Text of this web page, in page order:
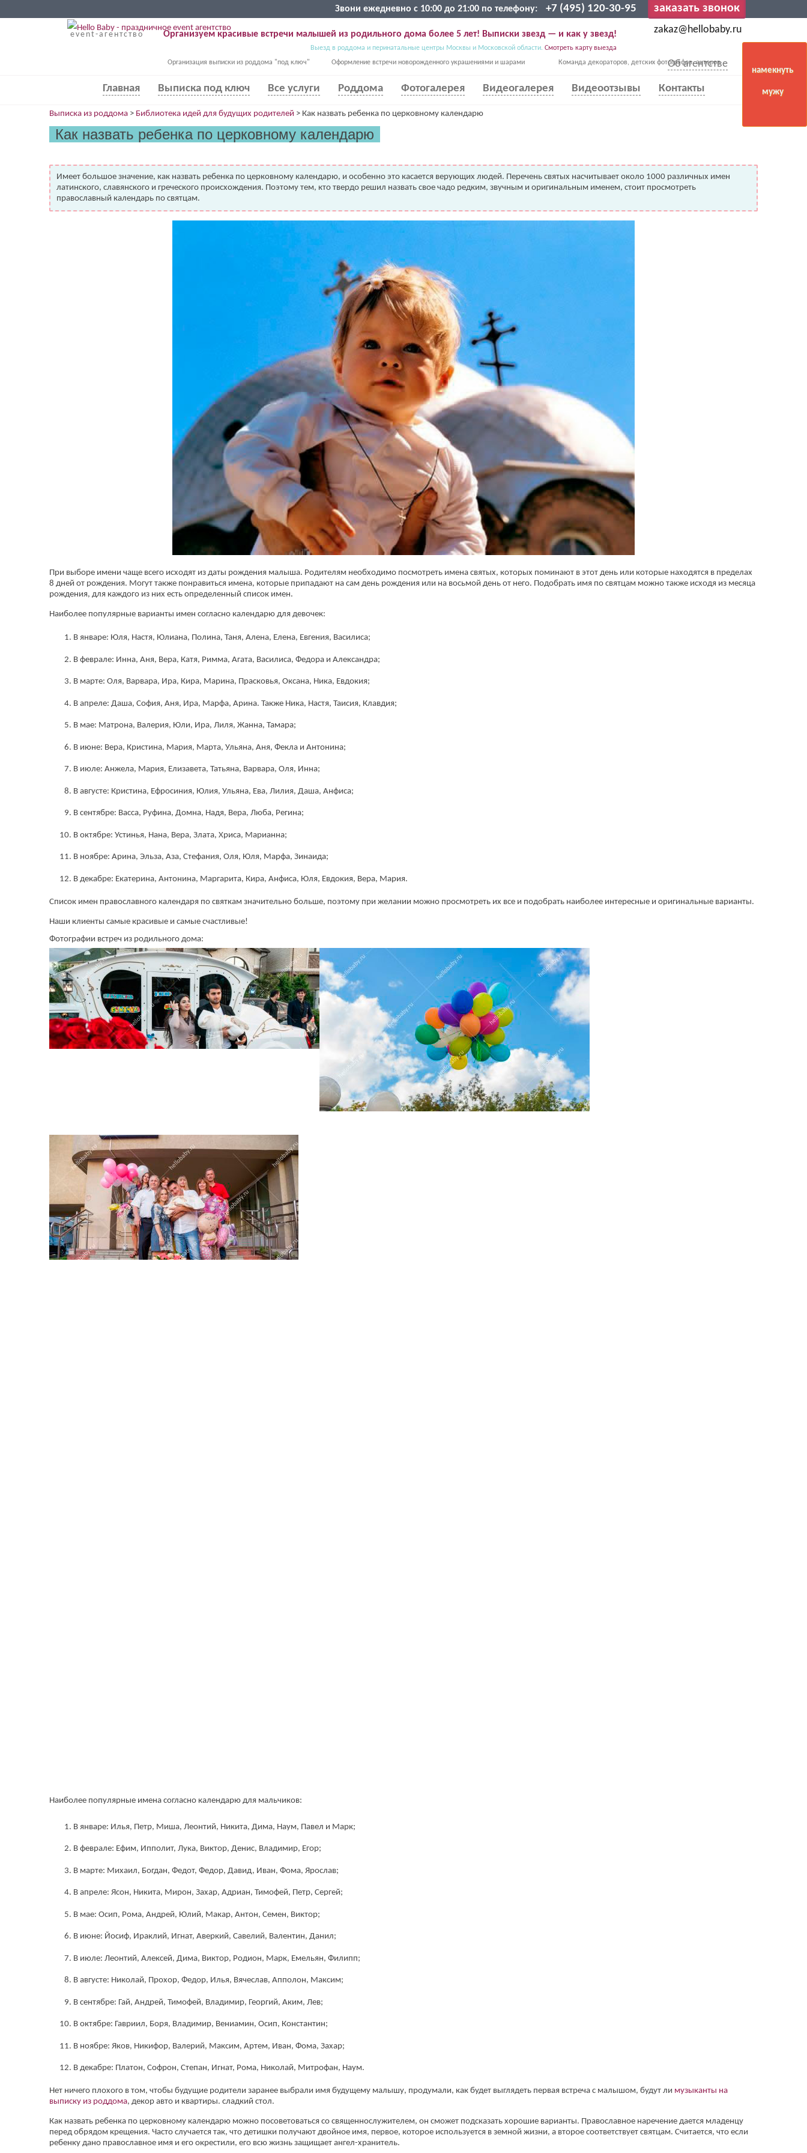
Звони ежедневно с 10:00 до 21:00 по телефону: +7 (495) 120-30-95 заказать звонок
Организуем красивые встречи малышей из родильного дома более 5 лет! Выписки звезд — и как у звезд!
Выезд в роддома и перинатальные центры Москвы и Московской области. Смотреть карту выезда
Организация выписки из роддома "под ключ"
Оформление встречи новорожденного украшениями и шарами Команда декораторов, детских фотографов, актеров
event-агентство zakaz@hellobaby.ru
Об агентстве
Главная Выписка под ключ Все услуги Роддома Фотогалерея Видеогалерея Видеоотзывы Контакты
намекнуть
мужу
Выписка из роддома > Библиотека идей для будущих родителей > Как назвать ребенка по церковному календарю
Как назвать ребенка по церковному календарю
Имеет большое значение, как назвать ребенка по церковному календарю, и особенно это касается верующих людей. Перечень святых насчитывает около 1000 различных имен
латинского, славянского и греческого происхождения. Поэтому тем, кто твердо решил назвать свое чадо редким, звучным и оригинальным именем, стоит просмотреть
православный календарь по святцам.
При выборе имени чаще всего исходят из даты рождения малыша. Родителям необходимо посмотреть имена святых, которых поминают в этот день или которые находятся в пределах
8 дней от рождения. Могут также понравиться имена, которые припадают на сам день рождения или на восьмой день от него. Подобрать имя по святцам можно также исходя из месяца
рождения, для каждого из них есть определенный список имен.
Наиболее популярные варианты имен согласно календарю для девочек:
В январе: Юля, Настя, Юлиана, Полина, Таня, Алена, Елена, Евгения, Василиса;
В феврале: Инна, Аня, Вера, Катя, Римма, Агата, Василиса, Федора и Александра;
В марте: Оля, Варвара, Ира, Кира, Марина, Прасковья, Оксана, Ника, Евдокия;
В апреле: Даша, София, Аня, Ира, Марфа, Арина. Также Ника, Настя, Таисия, Клавдия;
В мае: Матрона, Валерия, Юли, Ира, Лиля, Жанна, Тамара;
В июне: Вера, Кристина, Мария, Марта, Ульяна, Аня, Фекла и Антонина;
В июле: Анжела, Мария, Елизавета, Татьяна, Варвара, Оля, Инна;
В августе: Кристина, Ефросиния, Юлия, Ульяна, Ева, Лилия, Даша, Анфиса;
В сентябре: Васса, Руфина, Домна, Надя, Вера, Люба, Регина;
В октябре: Устинья, Нана, Вера, Злата, Хриса, Марианна;
В ноябре: Арина, Эльза, Аза, Стефания, Оля, Юля, Марфа, Зинаида;
В декабре: Екатерина, Антонина, Маргарита, Кира, Анфиса, Юля, Евдокия, Вера, Мария.
Список имен православного календаря по святкам значительно больше, поэтому при желании можно просмотреть их все и подобрать наиболее интересные и оригинальные варианты.
Наши клиенты самые красивые и самые счастливые!
Фотографии встреч из родильного дома:
Наиболее популярные имена согласно календарю для мальчиков:
В январе: Илья, Петр, Миша, Леонтий, Никита, Дима, Наум, Павел и Марк;
В феврале: Ефим, Ипполит, Лука, Виктор, Денис, Владимир, Егор;
В марте: Михаил, Богдан, Федот, Федор, Давид, Иван, Фома, Ярослав;
В апреле: Ясон, Никита, Мирон, Захар, Адриан, Тимофей, Петр, Сергей;
В мае: Осип, Рома, Андрей, Юлий, Макар, Антон, Семен, Виктор;
В июне: Йосиф, Ираклий, Игнат, Аверкий, Савелий, Валентин, Данил;
В июле: Леонтий, Алексей, Дима, Виктор, Родион, Марк, Емельян, Филипп;
В августе: Николай, Прохор, Федор, Илья, Вячеслав, Апполон, Максим;
В сентябре: Гай, Андрей, Тимофей, Владимир, Георгий, Аким, Лев;
В октябре: Гавриил, Боря, Владимир, Вениамин, Осип, Константин;
В ноябре: Яков, Никифор, Валерий, Максим, Артем, Иван, Фома, Захар;
В декабре: Платон, Софрон, Степан, Игнат, Рома, Николай, Митрофан, Наум.
Нет ничего плохого в том, чтобы будущие родители заранее выбрали имя будущему малышу, продумали, как будет выглядеть первая встреча с малышом, будут ли музыканты на
выписку из роддома, декор авто и квартиры. сладкий стол.
Как назвать ребенка по церковному календарю можно посоветоваться со священнослужителем, он сможет подсказать хорошие варианты. Православное наречение дается младенцу
перед обрядом крещения. Часто случается так, что детишки получают двойное имя, первое, которое используется в земной жизни, а второе соответствует святцам. Считается, что если
ребенку дано православное имя и его окрестили, его всю жизнь защищает ангел-хранитель.